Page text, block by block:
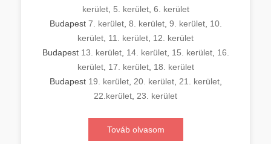
kerület, 5. kerület, 6. kerület
Budapest 7. kerület, 8. kerület, 9. kerület, 10.
kerület 11. kerület 12. kerület
Budapest 13. kerület, 14. kerület, 15. kerület, 16.
kerület, 17. kerület, 18. kerület
Budapest 19. kerület, 20. kerület, 21. kerület,
22.kerület 23. kerület
Továb olvasom